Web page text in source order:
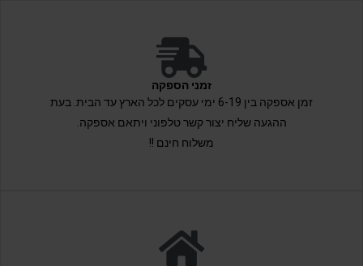
זמני הספקה
זמן אספקה בין 6-19 ימי עסקים לכל הארץ עד הבית. בעת
ההגעה שליח יצור קשר טלפוני ויתאם אספקה.
משלוח חינם !!